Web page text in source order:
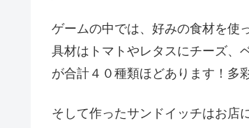
ゲームの中では、好みの食材を使
具材はトマトやレタスにチーズ、
が合計４０種類ほどあります！多
そして作ったサンドイッチはお店